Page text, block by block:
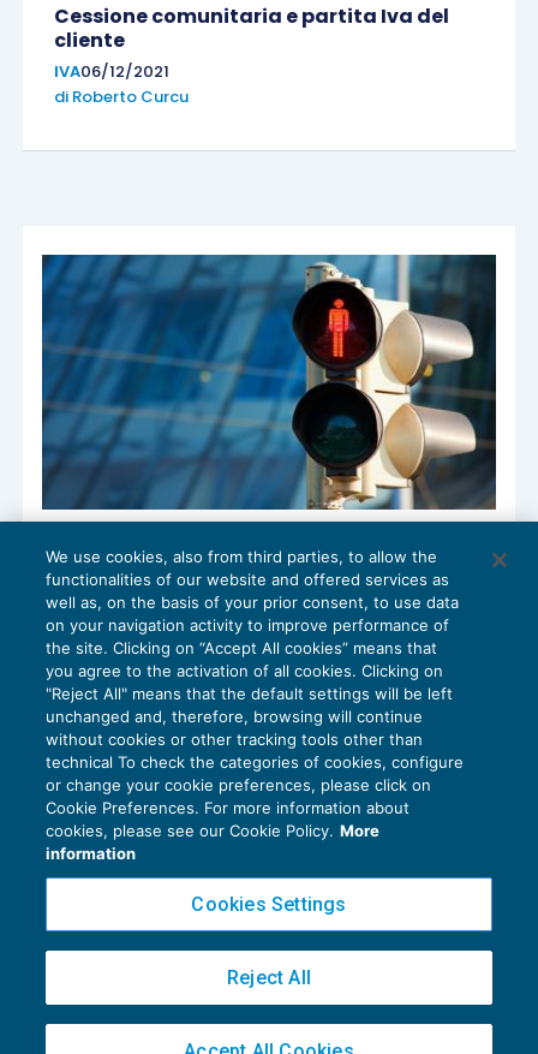
Cessione comunitaria e partita Iva del
cliente
IVA06/12/2021
di Roberto Curcu
Errore sul modello Intrastat e non
imponibilità della cessione comunitaria
IVA 02/12/2021
diRoberto Curcu
Privacy Policy
Cookie Policy
Copyright 2016 ©Gruppo Euroconference S.p.A.v2.32.2
Piazza Luigi Einaudi, 10N01 - 20124 Milano - info@ecnews.it
02776120236
We use cookies, also from third parties, to allow the
functionalities of our website and offered services as
well as, on the basis of your prior consent, to use data
on your navigation activity to improve performance of
the site. Clicking on “Accept All cookies” means that
you agree to the activation of all cookies. Clicking on
"Reject All" means that the default settings will be left
unchanged and, therefore, browsing will continue
without cookies or other tracking tools other than
technical To check the categories of cookies, configure
or change your cookie preferences, please click on
Cookie Preferences. For more information about
cookies, please see our Cookie Policy. More
information
Cookies Settings
Reject All